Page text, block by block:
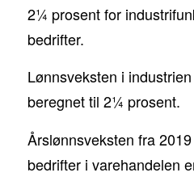
2¼ prosent for
bedrifter.
Lønnsveksten i
beregnet til 2¼ prosent.
Årslønnsveksten fra
bedrifter i varehandelen